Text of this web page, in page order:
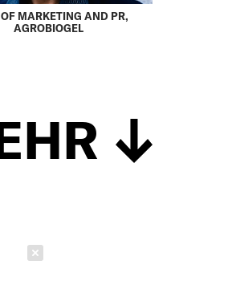
MARKETING AND PR,
AGROBIOGEL